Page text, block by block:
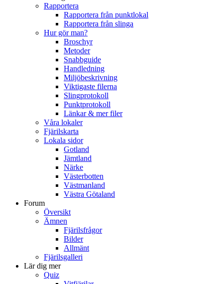
Rapportera
Rapportera från punktlokal
Rapportera från slinga
Hur gör man?
Broschyr
Metoder
Snabbguide
Handledning
Miljöbeskrivning
Viktigaste filerna
Slingprotokoll
Punktprotokoll
Länkar & mer filer
Våra lokaler
Fjärilskarta
Lokala sidor
Gotland
Jämtland
Närke
Västerbotten
Västmanland
Västra Götaland
Forum
Översikt
Ämnen
Fjärilsfrågor
Bilder
Allmänt
Fjärilsgalleri
Lär dig mer
Quiz